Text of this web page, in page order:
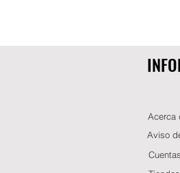
Acerca
Aviso